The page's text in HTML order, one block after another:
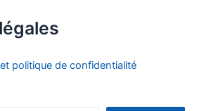
politique de confidentialité